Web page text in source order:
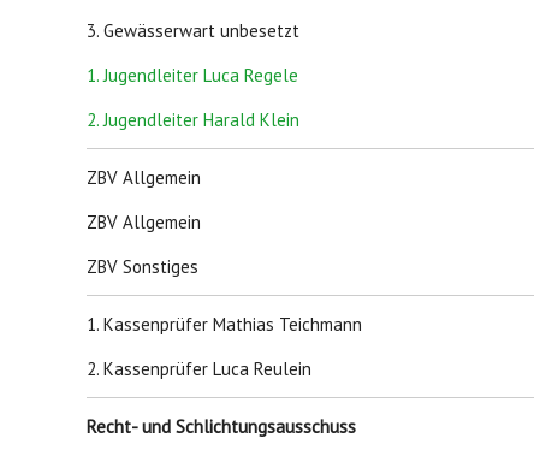
3. Gewässerwart unbesetzt
1. Jugendleiter Luca Regele
2. Jugendleiter Harald Klein
ZBV Allgemein
ZBV Allgemein
ZBV Sonstiges
1. Kassenprüfer Mathias Teichmann
2. Kassenprüfer Luca Reulein
Recht- und Schlichtungsausschuss